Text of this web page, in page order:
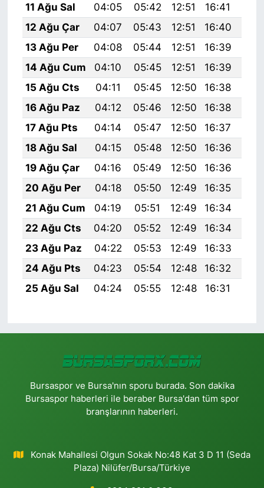
11 Ağu Sal
04:05 05:42 12:51 16:41
12 Ağu Çar
04:07 05:43 12:51 16:40
13 Ağu Per
04:08 05:44 12:51 16:39
14 Ağu Cum
04:10 05:45 12:51 16:39
15 Ağu Cts
04:11 05:45 12:50 16:38
16 Ağu Paz
04:12 05:46 12:50 16:38
17 Ağu Pts
04:14 05:47 12:50 16:37
18 Ağu Sal
04:15 05:48 12:50 16:36
19 Ağu Çar
04:16 05:49 12:50 16:36
20 Ağu Per
04:18 05:50 12:49 16:35
21 Ağu Cum
04:19 05:51 12:49 16:34
22 Ağu Cts
04:20 05:52 12:49 16:34
23 Ağu Paz
04:22 05:53 12:49 16:33
24 Ağu Pts
04:23 05:54 12:48 16:32
25 Ağu Sal
04:24 05:55 12:48 16:31
Bursaspor ve Bursa'nın sporu burada. Son dakika
Bursaspor haberleri ile beraber Bursa'dan tüm spor
branşlarının haberleri.
Konak Mahallesi Olgun Sokak No:48 Kat 3 D 11 (Seda
Plaza) Nilüfer/Bursa/Türkiye